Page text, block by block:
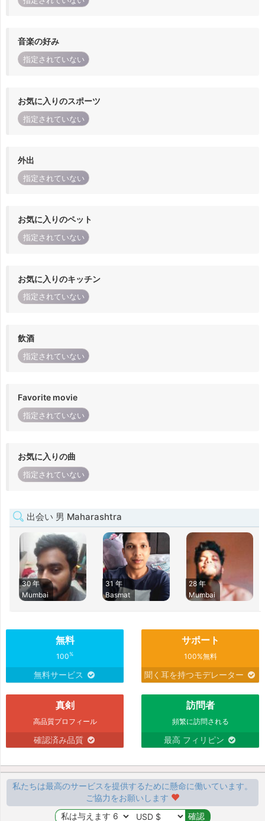
音楽の好み
指定されていない
お気に入りのスポーツ
指定されていない
外出
指定されていない
お気に入りのペット
指定されていない
お気に入りのキッチン
指定されていない
飲酒
指定されていない
Favorite movie
指定されていない
お気に入りの曲
指定されていない
出会い 男 Maharashtra
30 年
Mumbai
31 年
Basmat
28 年
Mumbai
無料
100%
無料サービス
サポート
100%無料
聞く耳を持つモデレーター
真剣
高品質プロフィール
確認済み品質
訪問者
頻繁に訪問される
最高 フィリピン
私たちは最高のサービスを提供するために懸命に働いています。
ご協力をお願いします